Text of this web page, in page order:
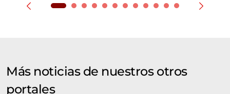
Más noticias de nuestros otros
portales